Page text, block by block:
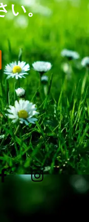
い。
F
a
I
n
t